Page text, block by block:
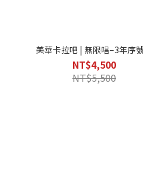
美華卡拉吧 | 無限唱–3年序
NT$4,500
NT$5,500